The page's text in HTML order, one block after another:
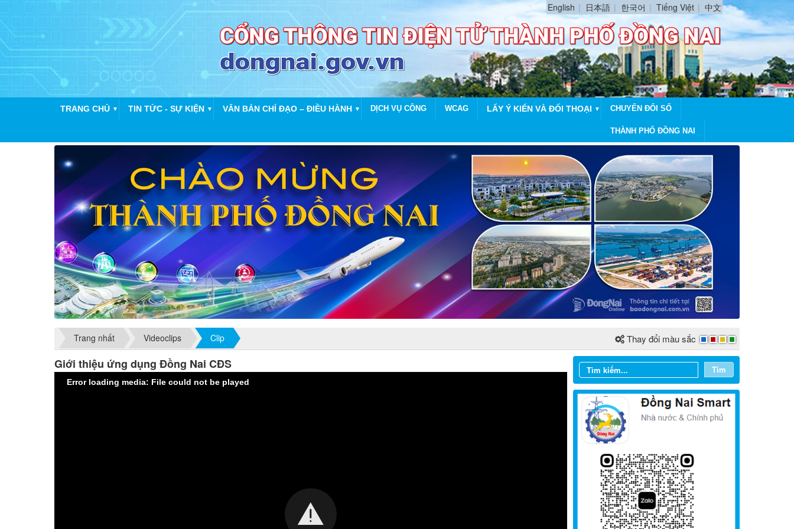
English 日本語 한국어 Tiếng Việt 中文
TRANG CHỦ ▼ TIN TỨC - SỰ KIỆN ▼ VĂN BẢN CHỈ ĐẠO – ĐIỀU HÀNH ▼ DỊCH VỤ CÔNG WCAG LẤY Ý KIẾN VÀ ĐỐI THOẠI ▼ CHUYỂN ĐỔI SỐ
THÀNH PHỐ ĐỒNG NAI
Trang nhất Videoclips Clip Thay đổi màu sắc
Giới thiệu ứng dụng Đồng Nai CĐS
Error loading media: File could not be played
Tìm
Từ ngày 03/8/2026 đến ngày
09/8/2026
Từ ngày 27/7/2026 đến ngày
02/8/2026